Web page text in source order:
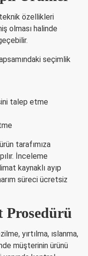
teknik özellikleri
olması halinde
seçimlik
talep etme
tarafımıza
İnceleme
kaynaklı ayıp
süreci ücretsiz
Prosedürü
yırtılma, ıslanma,
müşterinin ürünü